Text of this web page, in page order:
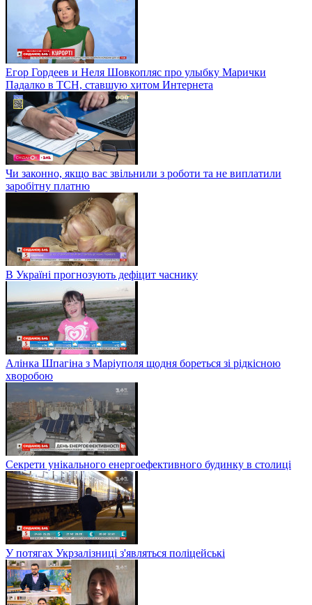
Егор Гордеев и Неля Шовкопляс про улыбку Марички
Падалко в ТСН, ставшую хитом Интернета
Чи законно, якщо вас звільнили з роботи та не виплатили
заробітну платню
В Україні прогнозують дефіцит часнику
Алінка Шпагіна з Маріуполя щодня бореться зі рідкісною
хворобою
Секрети унікального енергоефективного будинку в столиці
У потягах Укрзалізниці з'являться поліцейські